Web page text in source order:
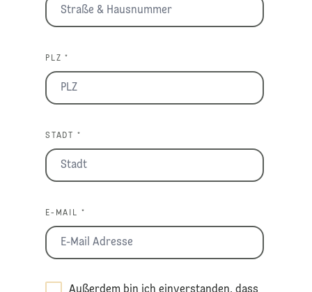
PLZ *
STADT *
E-MAIL *
Außerdem bin ich einverstanden, dass